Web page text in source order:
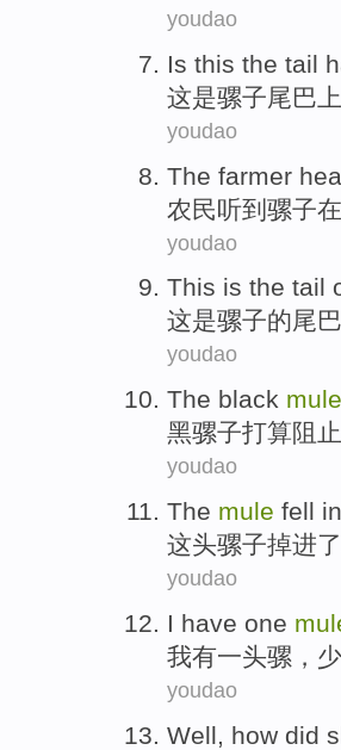
youdao
Is this the tail
这是骡子尾巴上
youdao
The farmer
农民听到 骡子
youdao
This is the tail
这是骡子的尾巴
youdao
The black mule
黑骡子打算阻止
youdao
The mule fell
这头骡子掉进了
youdao
I have one
我有一头骡 ，
youdao
Well how did